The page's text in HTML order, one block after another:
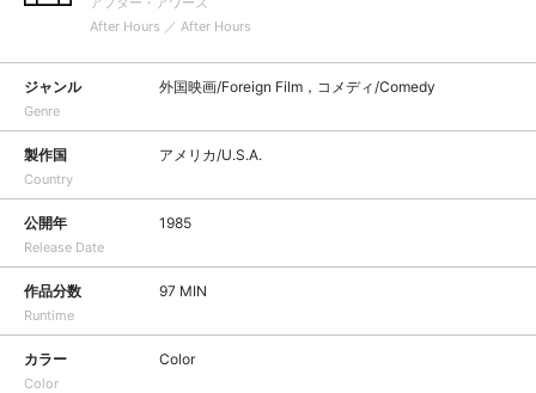
After Hours ／ After Hours
ジャンル
Genre
外国映画/Foreign Film，コメディ/Comedy
製作国
Country
アメリカ/U.S.A.
公開年
Release Date
1985
作品分数
Runtime
97 MIN
カラー
Color
Color